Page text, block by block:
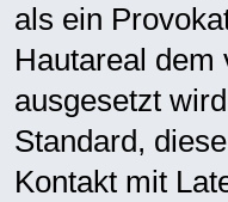
als ein
Hautareal dem
ausgesetzt
Standard,
Kontakt mit